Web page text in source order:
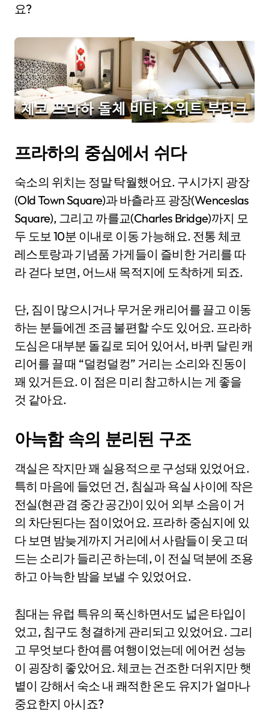
요?
프라하의 중심에서 쉬다
숙소의 위치는 정말 탁월했어요. 구시가지 광장
(Old Town Square)과 바츨라프 광장(Wenceslas
Square), 그리고 까를교(Charles Bridge)까지 모
두 도보 10분 이내로 이동 가능해요. 전통 체코
레스토랑과 기념품 가게들이 즐비한 거리를 따
라 걷다 보면, 어느새 목적지에 도착하게 되죠.
단, 짐이 많으시거나 무거운 캐리어를 끌고 이동
하는 분들에겐 조금 불편할 수도 있어요. 프라하
도심은 대부분 돌길로 되어 있어서, 바퀴 달린 캐
리어를 끌 때 “덜컹덜컹” 거리는 소리와 진동이
꽤 있거든요. 이 점은 미리 참고하시는 게 좋을
것 같아요.
아늑함 속의 분리된 구조
객실은 작지만 꽤 실용적으로 구성돼 있었어요.
특히 마음에 들었던 건, 침실과 욕실 사이에 작은
전실(현관 겸 중간 공간)이 있어 외부 소음이 거
의 차단된다는 점이었어요. 프라하 중심지에 있
다 보면 밤늦게까지 거리에서 사람들이 웃고 떠
드는 소리가 들리곤 하는데, 이 전실 덕분에 조용
하고 아늑한 밤을 보낼 수 있었어요.
침대는 유럽 특유의 푹신하면서도 넓은 타입이
었고, 침구도 청결하게 관리되고 있었어요. 그리
고 무엇보다 한여름 여행이었는데 에어컨 성능
이 굉장히 좋았어요. 체코는 건조한 더위지만 햇
볕이 강해서 숙소 내 쾌적한 온도 유지가 얼마나
중요한지 아시죠?